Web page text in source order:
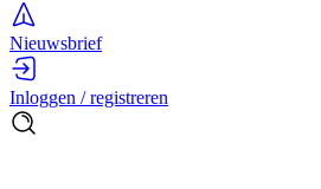
Nieuwsbrief
Inloggen / registreren